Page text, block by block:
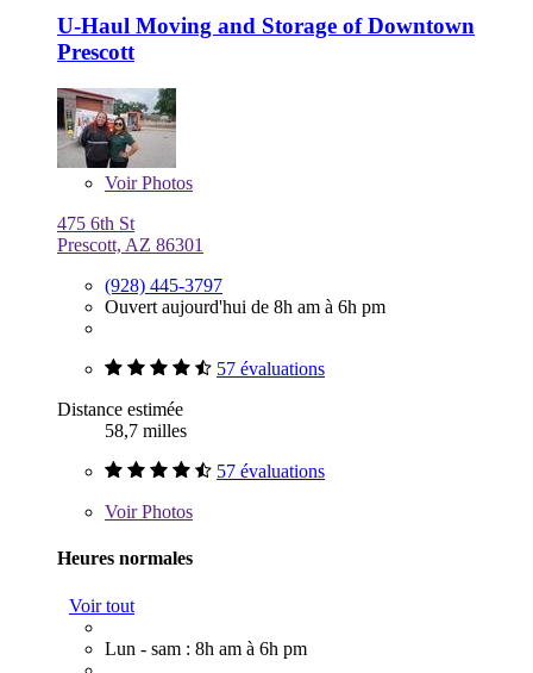
U-Haul Moving and Storage of Downtown
Prescott
VoirPhotos
475 6th St
Prescott, AZ 86301
(928) 445-3797
Ouvert aujourd'hui de 8h am à 6h pm
57 évaluations
Distance estimée
58,7 milles
57 évaluations
VoirPhotos
Heures normales
Voir tout
Lun - sam : 8h am à 6h pm